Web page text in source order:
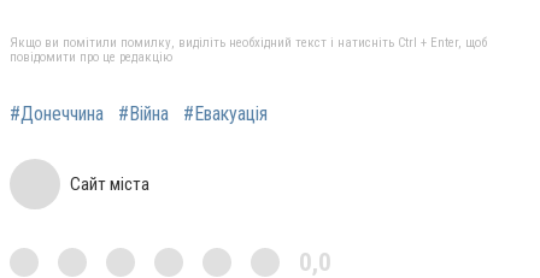
Якщо ви помітили помилку, виділіть необхідний текст і натисніть Ctrl + Enter, щоб
повідомити про це редакцію
#Донеччина #Війна #Евакуація
Сайт міста
0,0